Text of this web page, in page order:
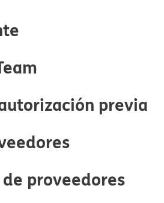
previa​​
proveedores​​